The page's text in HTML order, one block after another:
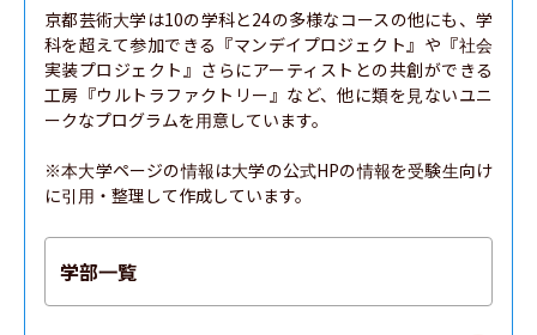
京都芸術大学は10の学科と24の多様なコースの他にも、学
科を超えて参加できる『マンデイプロジェクト』や『社会
実装プロジェクト』さらにアーティストとの共創ができる
工房『ウルトラファクトリー』など、他に類を見ないユニ
ークなプログラムを用意しています。
※本大学ページの情報は大学の公式HPの情報を受験生向け
に引用・整理して作成しています。
学部一覧